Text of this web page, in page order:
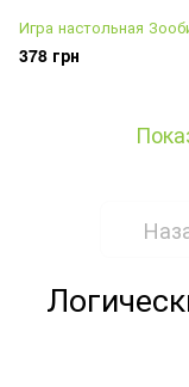
Игра настольная
378 грн